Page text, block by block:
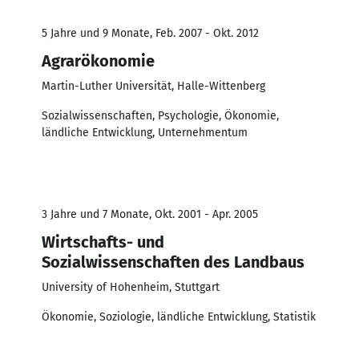
5 Jahre und 9 Monate, Feb. 2007 - Okt. 2012
Agrarökonomie
Martin-Luther Universität, Halle-Wittenberg
Sozialwissenschaften, Psychologie, Ökonomie,
ländliche Entwicklung, Unternehmentum
3 Jahre und 7 Monate, Okt. 2001 - Apr. 2005
Wirtschafts- und
Sozialwissenschaften des Landbaus
University of Hohenheim, Stuttgart
Ökonomie, Soziologie, ländliche Entwicklung, Statistik